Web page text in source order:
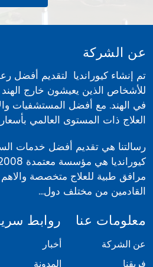
عن الشركة
تم إنشاء كيورانديا لتقديم أفضل
للأشخاص الذين يعيشون خارج الهند
في الهند. مع أفضل المستشفيات
العلاج ذات المستوى العالمي
رسالتنا هي تقديم أفضل خدمات
مرافق طبية للعلاج متخصصة
القادمين من مختلف دول...
معلومات عنا
عن الشركة
فريقنا
روابط
أخبار
المدونة